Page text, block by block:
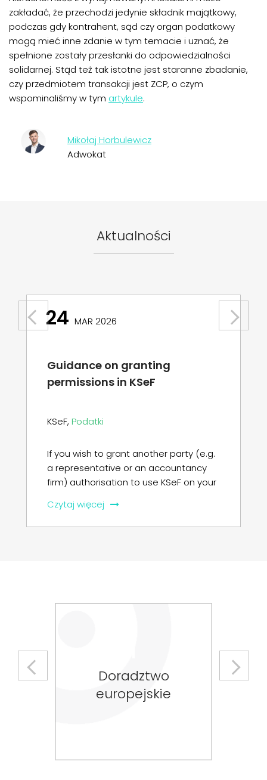
zakładać, że przechodzi jedynie składnik majątkowy,
podczas gdy kontrahent, sąd czy organ podatkowy
mogą mieć inne zdanie w tym temacie i uznać, że
spełnione zostały przesłanki do odpowiedzialności
solidarnej. Stąd też tak istotne jest staranne zbadanie,
czy przedmiotem transakcji jest ZCP, o czym
wspominaliśmy w tym artykule.
Mikołaj Horbulewicz
Adwokat
Aktualności
Previous24 MAR 2026
Guidance on granting
permissions in KSeF
KSeF, Podatki
If you wish to grant another party (e.g.
a representative or an accountancy
firm) authorisation to use KSeF on your
Czytaj więcej
Next
Previous
Doradztwo
europejskie
Next